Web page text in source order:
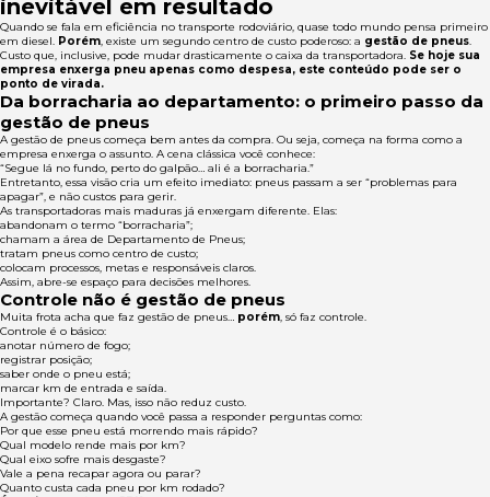
inevitável em resultado
Quando se fala em eficiência no transporte rodoviário, quase todo mundo pensa primeiro
em diesel. Porém, existe um segundo centro de custo poderoso: a gestão de pneus.
Custo que, inclusive, pode mudar drasticamente o caixa da transportadora. Se hoje sua
empresa enxerga pneu apenas como despesa, este conteúdo pode ser o
ponto de virada.
Da borracharia ao departamento: o primeiro passo da
gestão de pneus
A gestão de pneus começa bem antes da compra. Ou seja, começa na forma como a
empresa enxerga o assunto. A cena clássica você conhece:
“Segue lá no fundo, perto do galpão… ali é a borracharia.”
Entretanto, essa visão cria um efeito imediato: pneus passam a ser “problemas para
apagar”, e não custos para gerir.
As transportadoras mais maduras já enxergam diferente. Elas:
abandonam o termo “borracharia”;
chamam a área de Departamento de Pneus;
tratam pneus como centro de custo;
colocam processos, metas e responsáveis claros.
Assim, abre-se espaço para decisões melhores.
Controle não é gestão de pneus
Muita frota acha que faz gestão de pneus… porém, só faz controle.
Controle é o básico:
anotar número de fogo;
registrar posição;
saber onde o pneu está;
marcar km de entrada e saída.
Importante? Claro. Mas, isso não reduz custo.
A gestão começa quando você passa a responder perguntas como:
Por que esse pneu está morrendo mais rápido?
Qual modelo rende mais por km?
Qual eixo sofre mais desgaste?
Vale a pena recapar agora ou parar?
Quanto custa cada pneu por km rodado?